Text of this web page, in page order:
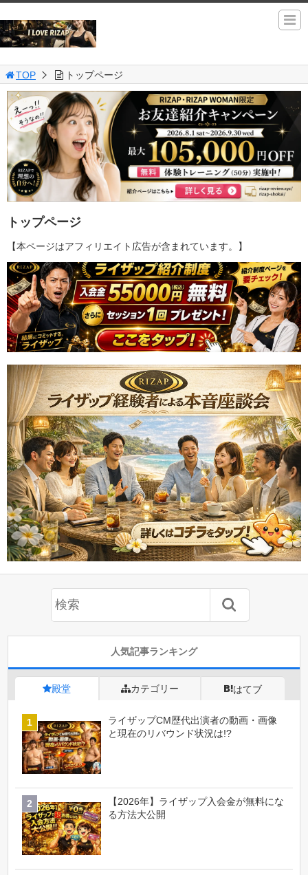
TOP トップページ
トップページ
【本ページはアフィリエイト広告が含まれています。】
人気記事ランキング
殿堂 カテゴリー はてブ
ライザップCM歴代出演者の動画・画像
と現在のリバウンド状況は!?
【2026年】ライザップ入会金が無料にな
る方法大公開